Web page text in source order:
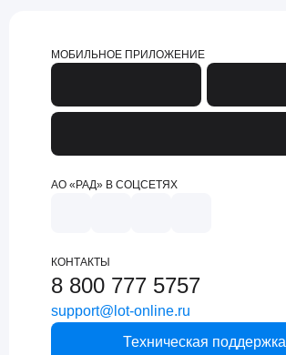
МОБИЛЬНОЕ ПРИЛОЖЕНИЕ
АО «РАД» В СОЦСЕТЯХ
КОНТАКТЫ
8 800 777 5757
support@lot-online.ru
Техническая поддержка